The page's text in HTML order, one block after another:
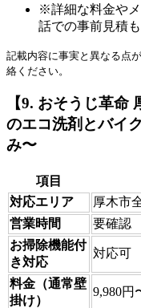
※詳細な料金や
話での事前見積
記載内容に事実と異なる点
絡ください。
【9. おそうじ革命
のエコ洗剤とバイ
み〜
項目
対応エリア
厚木市
営業時間
要確認
お掃除機能付
き対応
対応可
料金（通常壁
掛け）
9,980円